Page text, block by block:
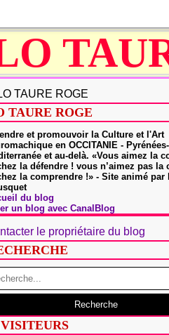
TAURE ROGE
et promouvoir la Culture et l'Art
en OCCITANIE - Pyrénées-
et au-delà. «Vous aimez la
la défendre ! vous n’aimez pas la
la comprendre !» - Site animé par
du blog
un blog avec CanalBlog
le propriétaire du blog
VISITEURS